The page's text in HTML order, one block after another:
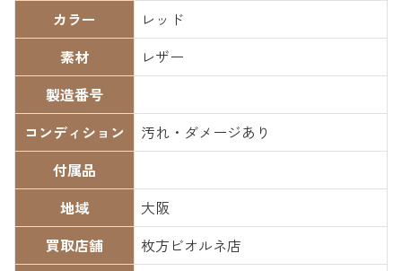
カラー
レッド
素材
レザー
製造番号
コンディション
汚れ・ダメージあり
付属品
地域
大阪
買取店舗
枚方ビオルネ店